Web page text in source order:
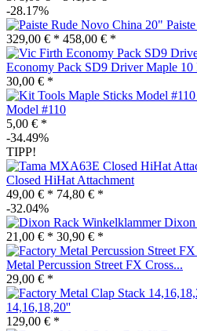
-28.17%
329,00 € * 458,00 € *
Economy Pack SD9 Driver Maple 10
30,00 € *
Model #110
5,00 € *
-34.49%
TIPP!
Closed HiHat Attachment
49,00 € * 74,80 € *
-32.04%
Dixon
21,00 € * 30,90 € *
Metal Percussion Street FX Cross...
29,00 € *
14,16,18,20''
129,00 € *